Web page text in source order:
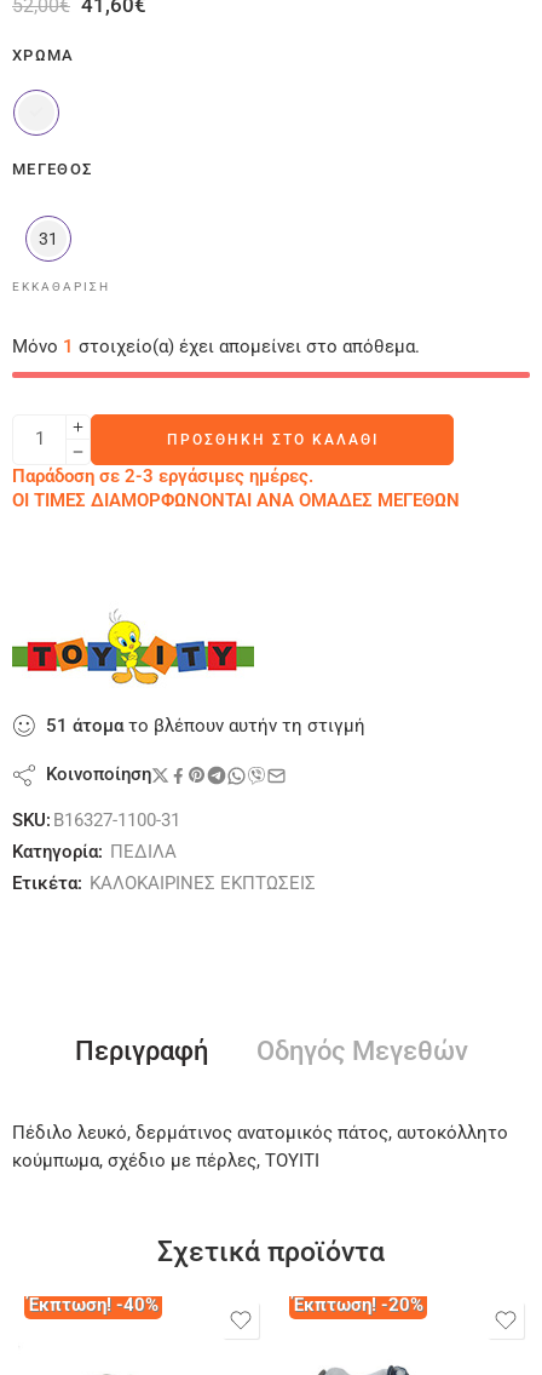
52,00€
ΧΡΏΜΑ
ΜΈΓΕΘΟΣ
31
ΕΚΚΑΘΆΡΙΣΗ
Μόνο 1 στοιχείο(α) έχει απομείνει στο απόθεμα.
ΠΡΟΣΘΉΚΗ ΣΤΟ ΚΑΛΆΘΙ
Παράδοση σε 2-3 εργάσιμες ημέρες.
ΟΙ ΤΙΜΕΣ ΔΙΑΜΟΡΦΩΝΟΝΤΑΙ ΑΝΑ ΟΜΑΔΕΣ ΜΕΓΕΘΩΝ
51 άτοματο βλέπουν αυτήν τη στιγμή
Κοινοποίηση
SKU: B16327-1100-31
Κατηγορία: ΠΕΔΙΛΑ
Ετικέτα: ΚΑΛΟΚΑΙΡΙΝΕΣ ΕΚΠΤΩΣΕΙΣ
Περιγραφή Οδηγός Μεγεθών
Πέδιλο λευκό, δερμάτινος ανατομικός πάτος, αυτοκόλλητο
κούμπωμα, σχέδιο με πέρλες, ΤΟΥΙΤΙ
Σχετικά προϊόντα
Έκπτωση! -40% Έκπτωση! -20%